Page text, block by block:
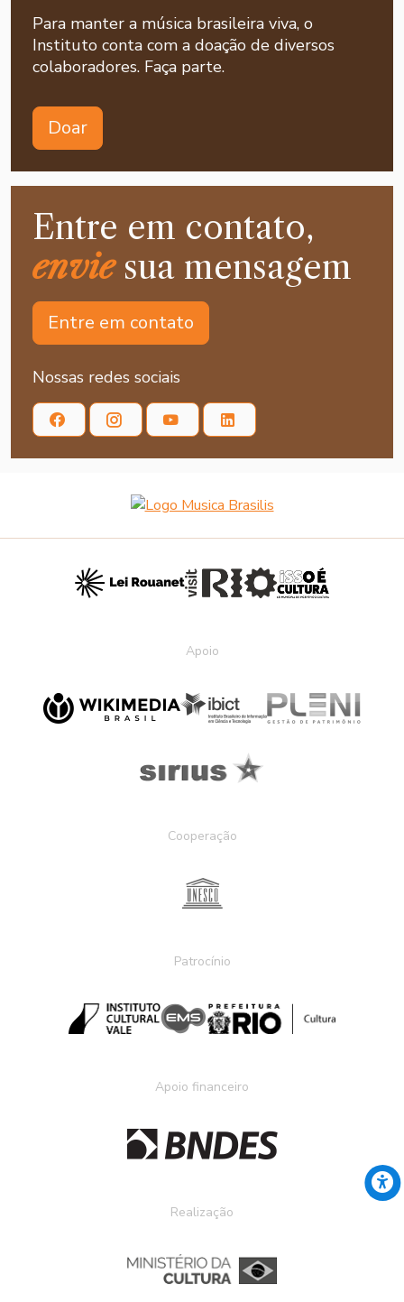
Para manter a música brasileira viva, o
Instituto conta com a doação de diversos
colaboradores. Faça parte.
Doar
Entre em contato,
enviesua mensagem
Entre em contato
Nossas redes sociais
Apoio
Cooperação
Patrocínio
Apoio financeiro
Realização